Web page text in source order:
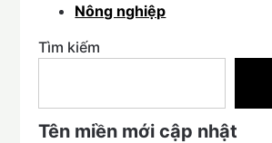
Nông nghiệp
Tìm kiếm
Tên miền mới cập nhật